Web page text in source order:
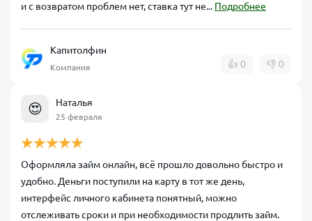
и с возвратом проблем нет, ставка тут не... Подробнее
Капитолфин
Компания 👍 0 👎 0
😍 Наталья
25 февраля
Оформляла займ онлайн, всё прошло довольно быстро и
удобно. Деньги поступили на карту в тот же день,
интерфейс личного кабинета понятный, можно
отслеживать сроки и при необходимости продлить займ.